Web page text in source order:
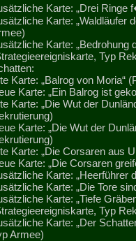
Karte: „Drei Ringe
Karte: „Waldläufer
Karte: „Bedrohung
Typ
Karte: „Balrog von Moria“
Karte: „Ein Balrog ist
Karte: „Die Wut der
Karte: „Die Wut der
Karte: „Die Corsaren aus
Karte: „Die Corsaren
Karte: „Heerführer
Karte: „Die Tore
Karte: „Tiefe
Typ
Karte: „Der
Armee)